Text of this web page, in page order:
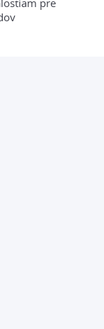
pre